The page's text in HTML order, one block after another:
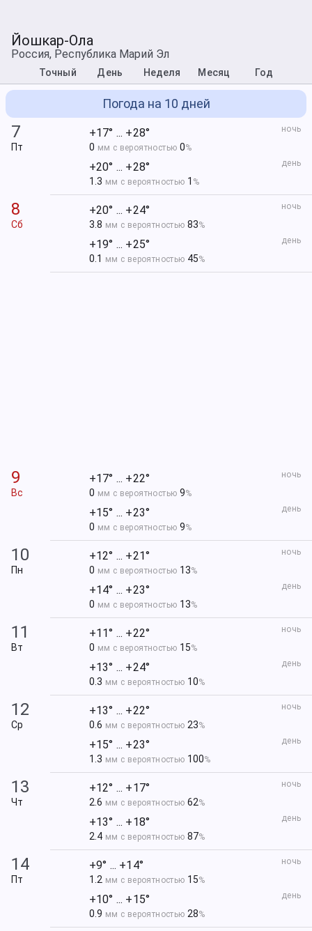
Йошкар-Ола
Россия, Республика Марий Эл
Точный День Неделя Месяц Год
Погода на 10 дней
7
Пт
ночь
+17° ... +28°
0 мм с вероятностью 0%
день
+20° ... +28°
1.3 мм с вероятностью 1 %
8
Сб
ночь
+20° ... +24°
3.8 мм с вероятностью83%
день
+19° ... +25°
0.1 мм с вероятностью 45%
9
Вс
ночь
+17° ... +22°
0 мм с вероятностью 9%
день
+15° ... +23°
0 мм с вероятностью 9%
10
Пн
ночь
+12° ... +21°
0 мм с вероятностью 13%
день
+14° ... +23°
0 мм с вероятностью 13%
11
Вт
ночь
+11° ... +22°
0 мм с вероятностью 15%
день
+13° ... +24°
0.3 мм с вероятностью 10%
12
Ср
ночь
+13° ... +22°
0.6 мм с вероятностью23%
день
+15° ... +23°
1.3 мм с вероятностью 100%
13
Чт
ночь
+12° ... +17°
2.6 мм с вероятностью62%
день
+13° ... +18°
2.4 мм с вероятностью87%
14
Пт
ночь
+9° ... +14°
1.2 мм с вероятностью 15%
день
+10° ... +15°
0.9 мм с вероятностью28%